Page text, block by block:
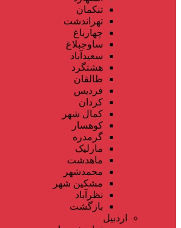
تنکمان
تهراندشت
چهارباغ
ساوجبلاغ
سعیدآباد
هشتگرد
طالقان
فردیس
کردان
کمال شهر
کوهسار
گرمدره
مارلیک
ماهدشت
محمدشهر
مشکین شهر
نظرآباد
بازگشت
اردبیل